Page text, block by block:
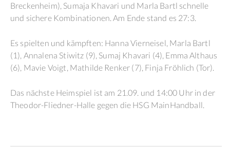
Breckenheim), Sumaja Khavari und Marla Bartl schnelle
und sichere Kombinationen. Am Ende stand es 27:3.
Es spielten und kämpften: Hanna Vierneisel, Marla Bartl
(1), Annalena Stiwitz (9), Sumaj Khavari (4), Emma Althaus
(6), Mavie Voigt, Mathilde Renker (7), Finja Fröhlich (Tor).
Das nächste Heimspiel ist am 21.09. und 14:00 Uhr in der
Theodor-Fliedner-Halle gegen die HSG MainHandball.